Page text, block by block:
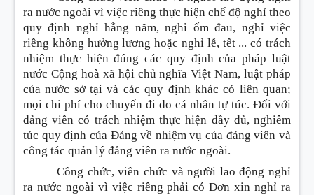
ra nước ngoài vì việc riêng thực hiện chế độ nghỉ theo
quy định nghỉ hằng năm, nghỉ ốm đau, nghỉ việc
riêng không hưởng lương hoặc nghỉ lễ, tết ... có trách
nhiệm thực hiện đúng các quy định của pháp luật
nước Cộng hoà xã hội chủ nghĩa Việt Nam, luật pháp
của nước sở tại và các quy định khác có liên quan;
mọi chi phí cho chuyến đi do cá nhân tự túc. Đối với
đảng viên có trách nhiệm thực hiện đầy đủ, nghiêm
túc quy định của Đảng về nhiệm vụ của đảng viên và
công tác quản lý đảng viên ra nước ngoài.
Công chức, viên chức và người lao động nghỉ
ra nước ngoài vì việc riêng phải có Đơn xin nghỉ ra